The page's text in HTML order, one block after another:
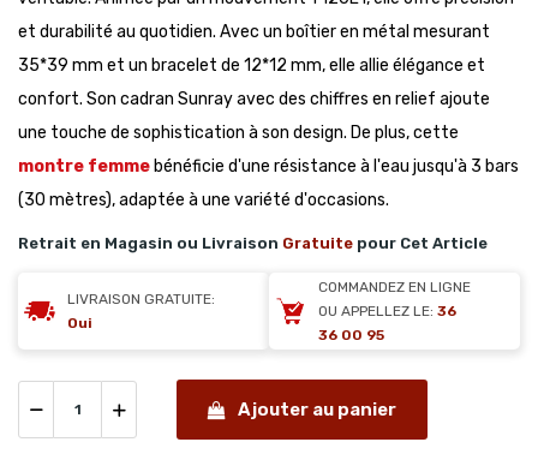
et durabilité au quotidien. Avec un boîtier en métal mesurant
35*39 mm et un bracelet de 12*12 mm, elle allie élégance et
confort. Son cadran Sunray avec des chiffres en relief ajoute
une touche de sophistication à son design. De plus, cette
montre femme bénéficie d'une résistance à l'eau jusqu'à 3 bars
(30 mètres), adaptée à une variété d'occasions.
Retrait en Magasin ou Livraison Gratuite pour Cet Article
LIVRAISON GRATUITE:
Oui
COMMANDEZ EN LIGNE
OU APPELLEZ LE: 36
36 00 95
Ajouter au panier